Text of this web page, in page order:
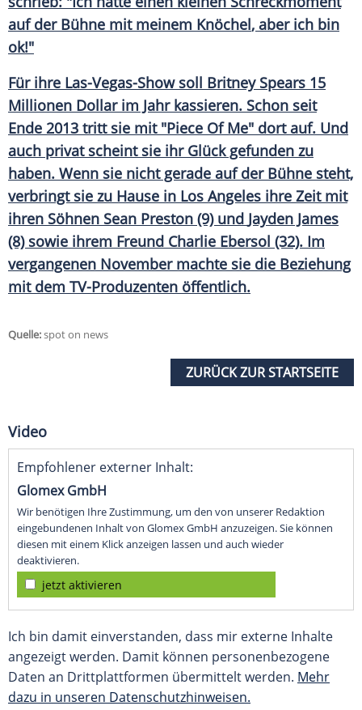
auf der Bühne mit meinem Knöchel, aber ich bin
ok!"
Für ihre Las-Vegas-Show soll Britney Spears 15
Millionen Dollar im Jahr kassieren. Schon seit
Ende 2013 tritt sie mit "Piece Of Me" dort auf. Und
auch privat scheint sie ihr Glück gefunden zu
haben. Wenn sie nicht gerade auf der Bühne steht,
verbringt sie zu Hause in Los Angeles ihre Zeit mit
ihren Söhnen Sean Preston (9) und Jayden James
(8) sowie ihrem Freund Charlie Ebersol (32). Im
vergangenen November machte sie die Beziehung
mit dem TV-Produzenten öffentlich.
Quelle:spot on news
ZURÜCK ZUR STARTSEITE
Video
Empfohlener externer Inhalt:
Glomex GmbH
Wir benötigen Ihre Zustimmung, um den von unserer Redaktion
eingebundenen Inhalt von Glomex GmbH anzuzeigen. Sie können
diesen mit einem Klick anzeigen lassen und auch wieder
deaktivieren.
jetzt aktivieren
Ich bin damit einverstanden, dass mir externe Inhalte
angezeigt werden. Damit können personenbezogene
Daten an Drittplattformen übermittelt werden. Mehr
dazu in unseren Datenschutzhinweisen.